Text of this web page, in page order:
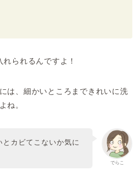
られるんですよ！
は、細かいところまできれいに洗
ね。
でらこ
カビてこないか気に